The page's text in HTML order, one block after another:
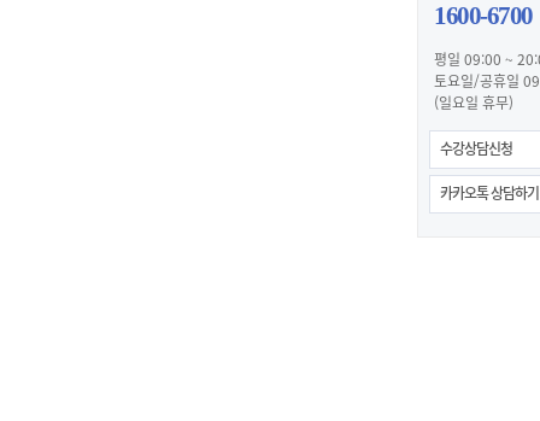
1600-6700
평일 09:00 ~
토요일/공휴일
(일요일 휴무)
수강상담신청
카카오톡 상담하기